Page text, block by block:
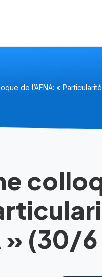
de l’AFNA: «
» (30/